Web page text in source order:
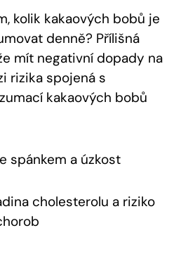
kolik kakaových bobů je
denně? Přílišná
‍mít negativní ⁤dopady na
​rizika spojená s
kakaových bobů
spánkem a úzkost
cholesterolu a riziko